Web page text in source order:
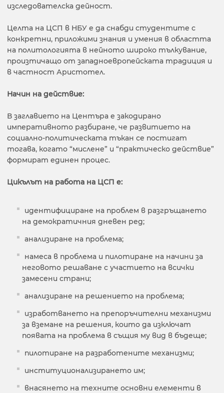
изследователска дейност.
Целта на ЦСП в НБУ е да снабди студентите с
конкретни, приложими знания и умения в областта
на политологията в нейното широко тълкувание,
произтичащо от западноевропейската традиция и
в частност Аристотел.
Начин на действие:
В заглавието на Центъра е закодирано
императивното разбиране, че развитието на
социално-политическата тъкан се постигат
тогава, когато “мислене” и “практическо действие”
формират единен процес.
Цикълът на работа на ЦСП e:
идентифициране на проблем в разгръщането
на демократичния дневен ред;
анализиране на проблема;
намеса в проблема и пилотиране на начини за
неговото решаване с участието на всички
замесени страни;
анализиране на решението на проблема;
изработването на препоръчителни механизми
за вземане на решения, които да изключат
появата на проблема в същия му вид в бъдеще;
пилотиране на разработените механизми;
институционализирането им;
внасянето на техните основни елементи в